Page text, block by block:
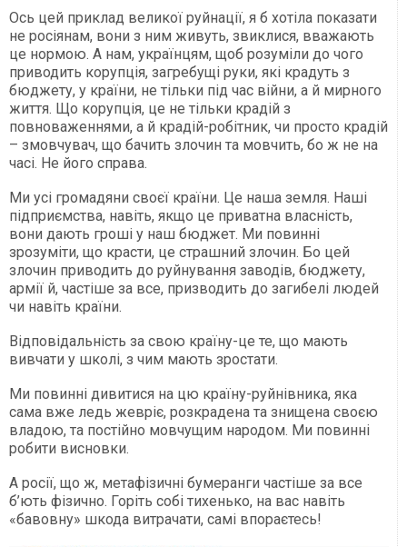
Ось цей приклад великої руйнації, я б хотіла показати
не росіянам, вони з ним живуть, звиклися, вважають
це нормою. А нам, українцям, щоб розуміли до чого
приводить корупція, загребущі руки, які крадуть з
бюджету, у країни, не тільки під час війни, а й мирного
життя. Що корупція, це не тільки крадій з
повноваженнями, а й крадій-робітник, чи просто крадій
– змовчувач, що бачить злочин та мовчить, бо ж не на
часі. Не його справа.
Ми усі громадяни своєї країни. Це наша земля. Наші
підприємства, навіть, якщо це приватна власність,
вони дають гроші у наш бюджет. Ми повинні
зрозуміти, що красти, це страшний злочин. Бо цей
злочин приводить до руйнування заводів, бюджету,
армії й, частіше за все, призводить до загибелі людей
чи навіть країни.
Відповідальність за свою країну-це те, що мають
вивчати у школі, з чим мають зростати.
Ми повинні дивитися на цю країну-руйнівника, яка
сама вже ледь жевріє, розкрадена та знищена своєю
владою, та постійно мовчущим народом. Ми повинні
робити висновки.
А росії, що ж, метафізичні бумеранги частіше за все
б’ють фізично. Горіть собі тихенько, на вас навіть
«бавовну» шкода витрачати, самі впораєтесь!